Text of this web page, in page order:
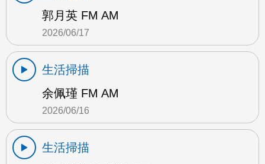
郭月英 FM AM
2026/06/17
生活掃描
余佩瑾 FM AM
2026/06/16
生活掃描